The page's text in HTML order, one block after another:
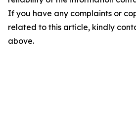
If you have any complaints or
related to this article, kindly
above.